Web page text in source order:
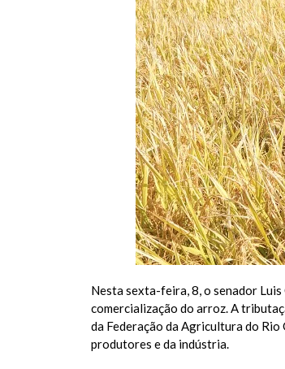
Nesta sexta-feira, 8, o senador
comercialização do arroz. A
da Federação da Agricultura do Rio
produtores e da indústria.